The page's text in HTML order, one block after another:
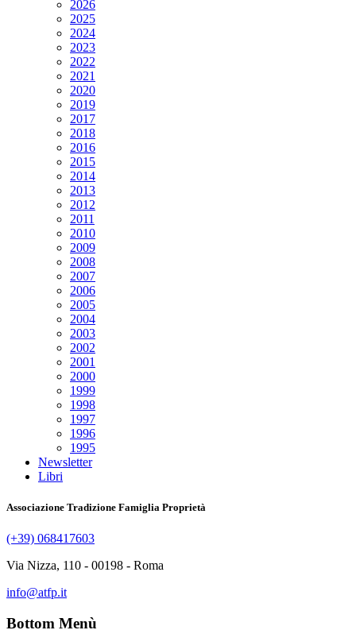
2026
2025
2024
2023
2022
2021
2020
2019
2017
2018
2016
2015
2014
2013
2012
2011
2010
2009
2008
2007
2006
2005
2004
2003
2002
2001
2000
1999
1998
1997
1996
1995
Newsletter
Libri
Associazione Tradizione Famiglia Proprietà
(+39) 068417603
Via Nizza, 110 - 00198 - Roma
info@atfp.it
Bottom Menù